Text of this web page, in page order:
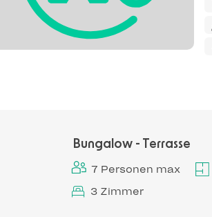
Bungalow - Terrasse
7 Personen max
3 Zimmer